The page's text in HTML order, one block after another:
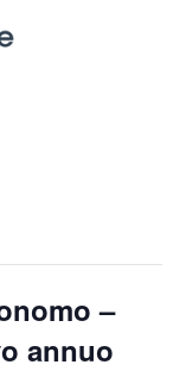
–
annuo